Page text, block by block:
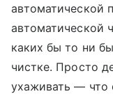
автоматической
автоматической
каких бы то ни
чистке. Просто
ухаживать — что